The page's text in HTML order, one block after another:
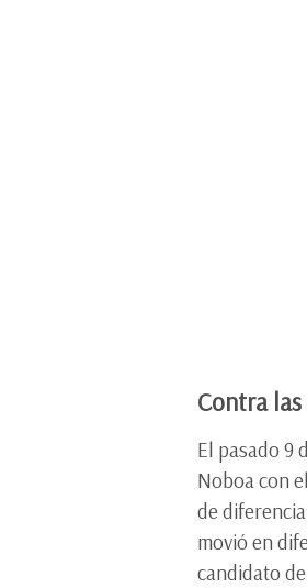
Contra
El pasado 9
Noboa con
de
movió en
candidato